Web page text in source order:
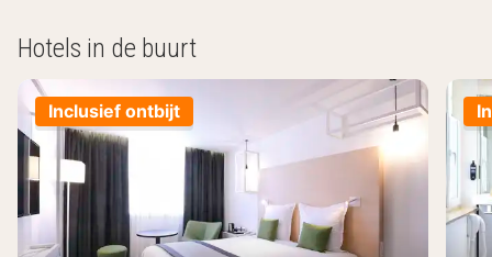
Hotels in de buurt
Inclusief ontbijt